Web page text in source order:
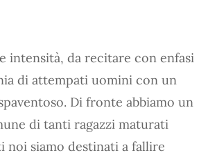
intensità, da recitare con enfasi
di attempati uomini con un
Di fronte abbiamo un
di tanti ragazzi maturati
noi siamo destinati a fallire